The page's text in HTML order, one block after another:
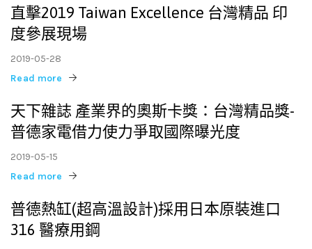
直擊2019 Taiwan Excellence 台灣精品 印
度參展現場
2019-05-28
Read more
天下雜誌 產業界的奧斯卡獎：台灣精品獎-
普德家電借力使力爭取國際曝光度
2019-05-15
Read more
普德熱缸(超高溫設計)採用日本原裝進口
316 醫療用鋼